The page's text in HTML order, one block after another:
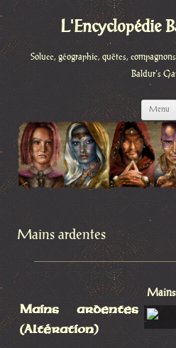
L'Encyclopédie
Soluce, géographie, quêtes,
Baldur's
Menu
Mains ardentes
Mains ardentes
(Altération)
Mains